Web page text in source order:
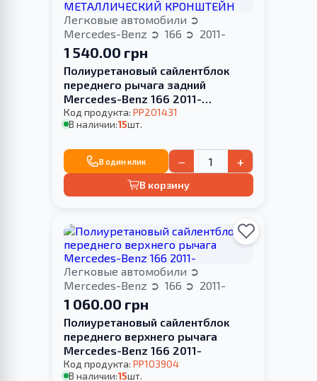
Легковые автомобили
Mercedes-Benz
166 2011-
1 540.00 грн
Полиуретановый сайлентблок
переднего рычага задний
Mercedes-Benz 166 2011-
МЕТАЛЛИЧЕСКИЙ КРОНШТЕЙН
Код продукта: PP201431
В наличии:15шт.
В один клик − +
В корзину
Легковые автомобили
Mercedes-Benz
166 2011-
1 060.00 грн
Полиуретановый сайлентблок
переднего верхнего рычага
Mercedes-Benz 166 2011-
Код продукта: PP103904
В наличии:15шт.